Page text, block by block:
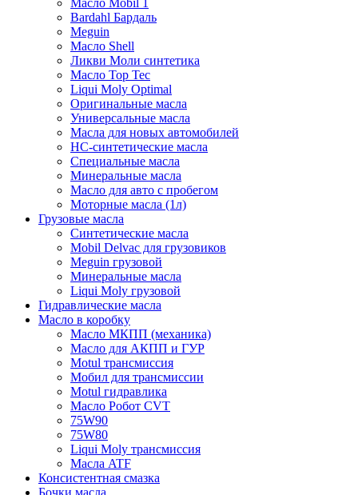
Масло Mobil 1
Bardahl Бардаль
Meguin
Масло Shell
Ликви Моли синтетика
Масло Top Tec
Liqui Moly Optimal
Оригинальные масла
Универсальные масла
Масла для новых автомобилей
HC-синтетические масла
Специальные масла
Минеральные масла
Масло для авто с пробегом
Моторные масла (1л)
Грузовые масла
Синтетические масла
Mobil Delvac для грузовиков
Meguin грузовой
Минеральные масла
Liqui Moly грузовой
Гидравлические масла
Масло в коробку
Масло МКПП (механика)
Масло для АКПП и ГУР
Motul трансмиссия
Мобил для трансмиссии
Motul гидравлика
Масло Робот CVT
75W90
75W80
Liqui Moly трансмиссия
Масла ATF
Консистентная смазка
Бочки масла